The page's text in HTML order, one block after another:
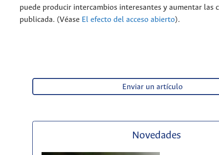
puede producir intercambios interesantes y aumentar las
publicada. (Véase El efecto del acceso abierto).
Enviar un artículo
Novedades